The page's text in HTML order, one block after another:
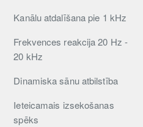
Kanālu atdalīšana pie 1 kHz
Frekvences reakcija 20 Hz -
20 kHz
Dinamiska sānu atbilstība
Ieteicamais izsekošanas
spēks